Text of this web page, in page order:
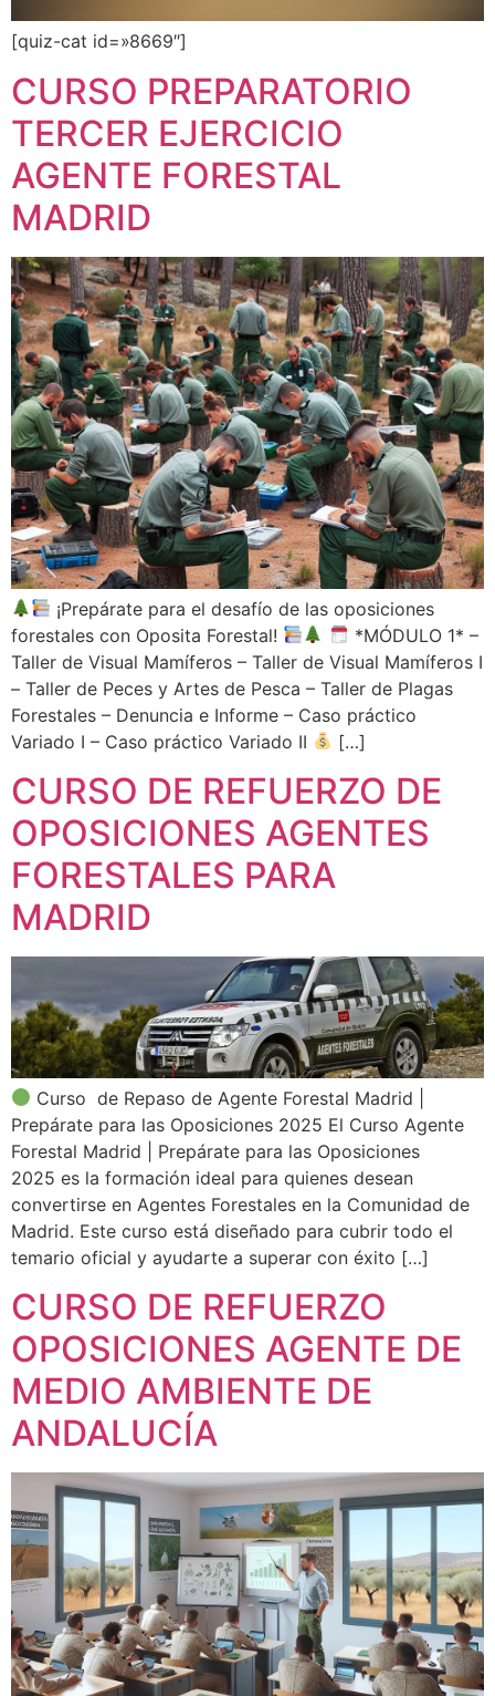
[quiz-cat id=»8669″]
CURSO PREPARATORIO
TERCER EJERCICIO
AGENTE FORESTAL
MADRID
¡Prepárate para el desafío de las oposiciones
forestales con Oposita Forestal!
*MÓDULO 1* –
Taller de Visual Mamíferos – Taller de Visual Mamíferos I
– Taller de Peces y Artes de Pesca – Taller de Plagas
Forestales – Denuncia e Informe – Caso práctico
Variado I – Caso práctico Variado II
[…]
CURSO DE REFUERZO DE
OPOSICIONES AGENTES
FORESTALES PARA
MADRID
Curso de Repaso de Agente Forestal Madrid |
Prepárate para las Oposiciones 2025 El Curso Agente
Forestal Madrid | Prepárate para las Oposiciones
2025 es la formación ideal para quienes desean
convertirse en Agentes Forestales en la Comunidad de
Madrid. Este curso está diseñado para cubrir todo el
temario oficial y ayudarte a superar con éxito […]
CURSO DE REFUERZO
OPOSICIONES AGENTE DE
MEDIO AMBIENTE DE
ANDALUCÍA